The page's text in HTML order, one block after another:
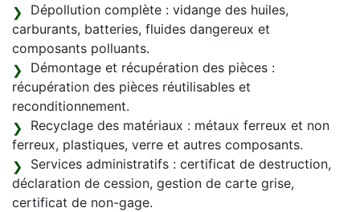
Dépollution complète : vidange des huiles,
carburants, batteries, fluides dangereux et
composants polluants.
Démontage et récupération des pièces :
récupération des pièces réutilisables et
reconditionnement.
Recyclage des matériaux : métaux ferreux et non
ferreux, plastiques, verre et autres composants.
Services administratifs : certificat de destruction,
déclaration de cession, gestion de carte grise,
certificat de non-gage.